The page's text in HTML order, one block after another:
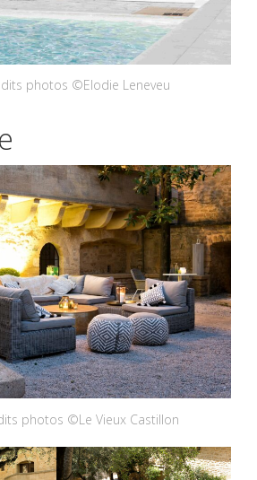
photos ©Elodie Leneveu
photos ©Le Vieux Castillon